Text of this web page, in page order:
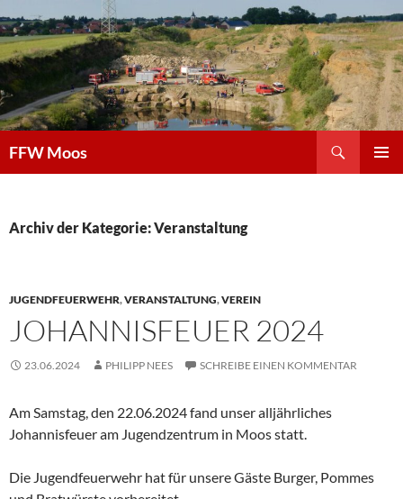
Inhalt
springen
FFW Moos
Archiv der Kategorie: Veranstaltung
JUGENDFEUERWEHR,VERANSTALTUNG,VEREIN
JOHANNISFEUER 2024
23.06.2024 PHILIPP NEES SCHREIBE EINEN KOMMENTAR
Am Samstag, den 22.06.2024 fand unser alljährliches
Johannisfeuer am Jugendzentrum in Moos statt.
Die Jugendfeuerwehr hat für unsere Gäste Burger, Pommes